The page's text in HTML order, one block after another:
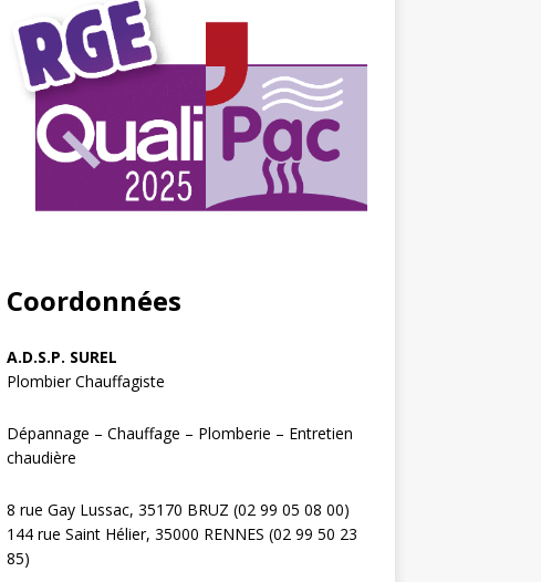
Coordonnées
A.D.S.P. SUREL
Plombier Chauffagiste
Dépannage – Chauffage – Plomberie – Entretien
chaudière
8 rue Gay Lussac, 35170 BRUZ (02 99 05 08 00)
144 rue Saint Hélier, 35000 RENNES (02 99 50 23
85)